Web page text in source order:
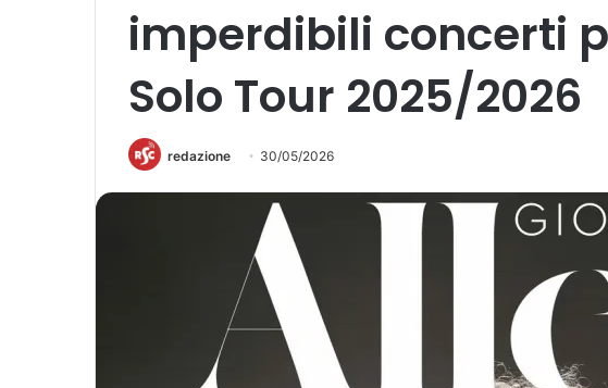
imperdibili concerti
Solo Tour 2025/2026
redazione 30/05/2026